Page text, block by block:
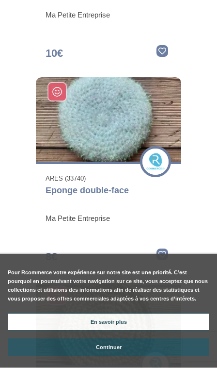
Ma Petite Entreprise
10€
ARES (33740)
Eponge double-face
Ma Petite Entreprise
8€
Pour Rcommerce votre expérience sur notre site est une priorité. C’est
pourquoi en poursuivant votre navigation sur ce site, vous acceptez que nous
collections et utilisions des informations afin de réaliser des statistiques et
vous proposer des offres commerciales adaptées à vos centres d’intérets.
En savoir plus
Continuer